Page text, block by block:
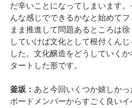
だ辛いことになってしまいます
んな感じでできるかなと始めて
まま推進して問題あるところは
していけば文化として根付くん
した。文化醸造をどうしていく
タートした形です。
釜坂： あと今回いくつか嬉しか
ボードメンバーからすごく良い